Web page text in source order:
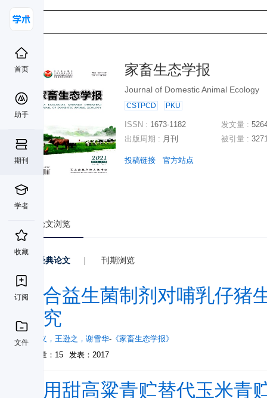
首页
助手
期刊
学者
收藏
订阅
文件
家畜生态学报
Journal of Domestic Animal Ecology
CSTPCD PKU
ISSN : 1673-1182
出版周期 : 月刊
发文量 :
被引量 :
投稿链接 官方站点
论文浏览
经典论文 | 刊期浏览
复合益生菌制剂对哺乳仔猪
研究
胡兴义 ， 王逊之 ， 谢雪华- 《家畜生态学报》
被引量：15
发表：2017
饲用甜高粱青贮替代玉米